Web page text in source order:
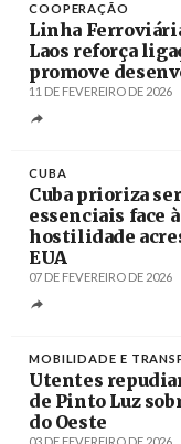
COOPERAÇÃO
Linha
Laos reforça
promove
11 DE FEVEREIRO DE 2026
CUBA
Cuba prioriza
essenciais face à
hostilidade
EUA
07 DE FEVEREIRO DE 2026
MOBILIDADE E
Utentes
de Pinto Luz
do Oeste